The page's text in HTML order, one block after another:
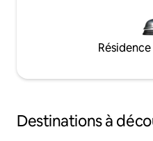
Destinations à